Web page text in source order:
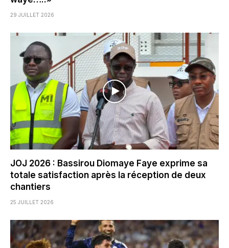
29 JUILLET 2026
JOJ 2026 : Bassirou Diomaye Faye exprime sa
totale satisfaction après la réception de deux
chantiers
25 JUILLET 2026